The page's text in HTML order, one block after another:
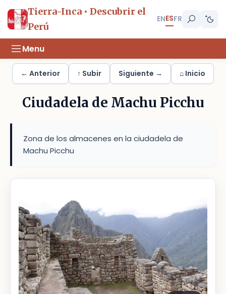
Tierra-Inca • Descubrir el
Perú
ENESFR
Menu
← Anterior ↑ Subir Siguiente → ⌂ Inicio
Ciudadela de Machu Picchu
Zona de los almacenes en la ciudadela de
Machu Picchu